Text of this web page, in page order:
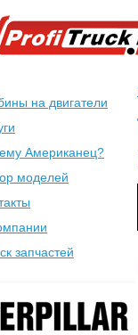
на двигатели
Американец?
моделей
запчастей